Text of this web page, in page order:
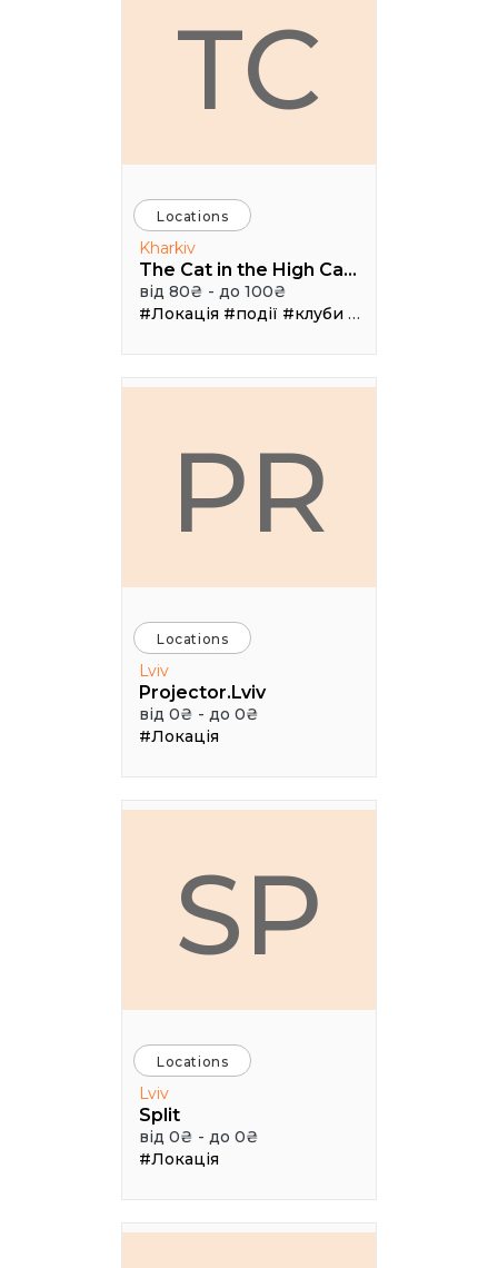
TC
Locations
Kharkiv
The Cat in the High Castle
від 80₴ - до 100₴
#Локація #події #клуби #Зал
PR
Locations
Lviv
Projector.Lviv
від 0₴ - до 0₴
#Локація
SP
Locations
Lviv
Split
від 0₴ - до 0₴
#Локація